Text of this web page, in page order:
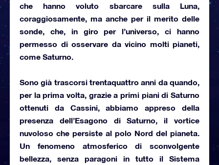
che hanno voluto sbarcare sulla Luna,
coraggiosamente, ma anche per il merito delle
sonde, che, in giro per l’universo, ci hanno
permesso di osservare da vicino molti pianeti,
come Saturno.
Sono già trascorsi trentaquattro anni da quando,
per la prima volta, grazie aprimi piani di Saturno
ottenuti da Cassini, abbiamo appreso della
presenza dell’Esagono di Saturno, il vortice
nuvoloso che persiste al polo Nord del pianeta.
Un fenomeno atmosferico di sconvolgente
bellezza, senza paragoni in tutto il Sistema